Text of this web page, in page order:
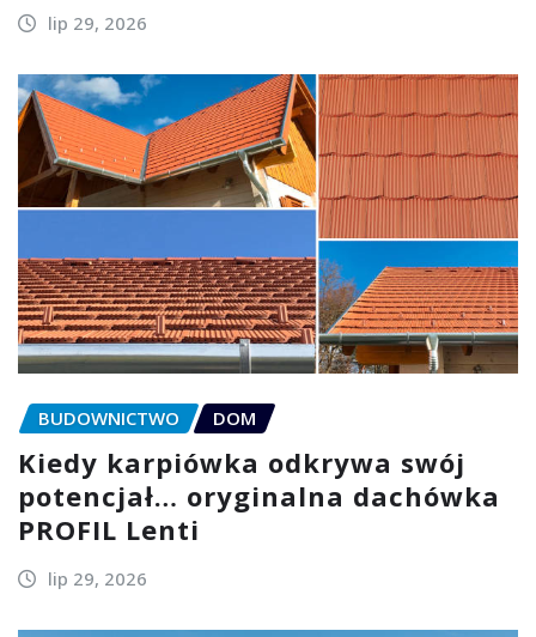
lip 29, 2026
BUDOWNICTWO DOM
Kiedy karpiówka odkrywa swój
potencjał… oryginalna dachówka
PROFIL Lenti
lip 29, 2026